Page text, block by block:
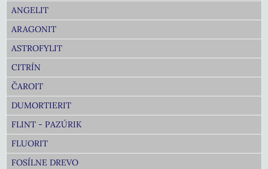
ANGELIT
ARAGONIT
ASTROFYLIT
CITRÍN
ČAROIT
DUMORTIERIT
FLINT - PAZÚRIK
FLUORIT
FOSÍLNE DREVO